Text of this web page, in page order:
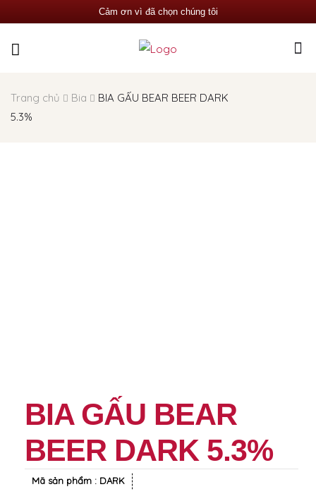
Cảm ơn vì đã chọn chúng tôi
Trang chủ Bia
BIA GẤU BEAR BEER DARK
5.3%
BIA GẤU BEAR
BEER DARK 5.3%
Mã sản phẩm : DARK